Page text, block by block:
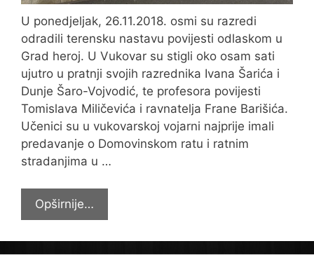
U ponedjeljak, 26.11.2018. osmi su razredi
odradili terensku nastavu povijesti odlaskom u
Grad heroj. U Vukovar su stigli oko osam sati
ujutro u pratnji svojih razrednika Ivana Šarića i
Dunje Šaro-Vojvodić, te profesora povijesti
Tomislava Miličevića i ravnatelja Frane Barišića.
Učenici su u vukovarskoj vojarni najprije imali
predavanje o Domovinskom ratu i ratnim
stradanjima u …
Opširnije…
RAZREDI
NA
TERENSKOJ